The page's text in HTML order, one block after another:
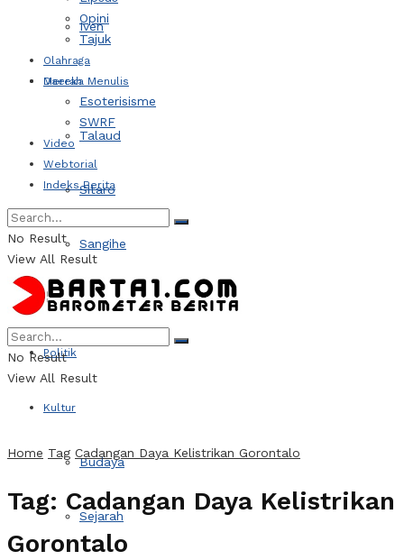
Iven
Daerah
Talaud
Sitaro
Sangihe
Kotamobagu
Politik
Kultur
Budaya
Sejarah
Opini
Tajuk
Olahraga
Mereka Menulis
Esoterisisme
SWRF
Video
Webtorial
Indeks Berita
No Result
View All Result
No Result
View All Result
Home Tag Cadangan Daya Kelistrikan Gorontalo
Tag: Cadangan Daya Kelistrikan
Gorontalo